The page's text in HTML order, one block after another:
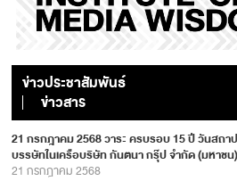
ข่าวประชาสัมพันธ์
ข่าวสาร
21 กรกฎาคม 2568 วาระ ครบรอบ 15 ปี วันสถ
บรรษัทในเครือบริษัท กันตนา กรุ๊ป จำกัด (มหาชน)
21 กรกฎาคม 2568